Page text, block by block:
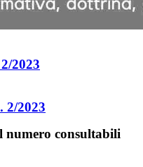
2023
2/2023
numero consultabili